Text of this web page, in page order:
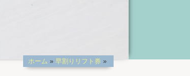
ホーム » 早割りリフト券 »